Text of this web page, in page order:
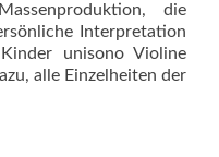
die
Interpretation
unisono Violine
alle Einzelheiten der